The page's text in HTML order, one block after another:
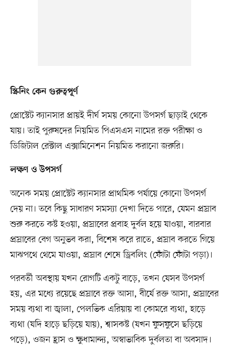
স্ক্রিনিং কেন গুরুত্বপূর্ণ
প্রোস্টেট ক্যানসার প্রায়ই দীর্ঘ সময় কোনো উপসর্গ ছাড়াই থেকে
যায়। তাই পুরুষদের নিয়মিত পিএসএস নামের রক্ত পরীক্ষা ও
ডিজিটাল রেক্টাল এক্সামিনেশন নিয়মিত করানো জরুরি।
লক্ষণ ও উপসর্গ
অনেক সময় প্রোস্টেট ক্যানসার প্রাথমিক পর্যায়ে কোনো উপসর্গ
দেয় না। তবে কিছু সাধারণ সমস্যা দেখা দিতে পারে, যেমন প্রস্রাব
শুরু করতে কষ্ট হওয়া, প্রস্রাবের প্রবাহ দুর্বল হয়ে যাওয়া, বারবার
প্রস্রাবের বেগ অনুভব করা, বিশেষ করে রাতে, প্রস্রাব করতে গিয়ে
মাঝপথে থেমে যাওয়া, প্রস্রাব শেষে ড্রিবলিং (ফোঁটা ফোঁটা পড়া)।
পরবর্তী অবস্থায় যখন রোগটি একটু বাড়ে, তখন যেসব উপসর্গ
হয়, এর মধ্যে রয়েছে প্রস্রাবে রক্ত আসা, বীর্যে রক্ত আসা, প্রস্রাবের
সময় ব্যথা বা জ্বালা, পেলভিক এরিয়ায় বা কোমরে ব্যথা, হাড়ে
ব্যথা (যদি হাড়ে ছড়িয়ে যায়), শ্বাসকষ্ট (যখন ফুসফুসে ছড়িয়ে
পড়ে), ওজন হ্রাস ও ক্ষুধামান্দ্য, অস্বাভাবিক দুর্বলতা বা অবসাদ।